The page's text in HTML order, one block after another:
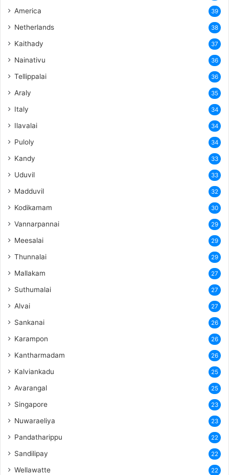
America 39
Netherlands 38
Kaithady 37
Nainativu 36
Tellippalai 36
Araly 35
Italy 34
Ilavalai 34
Puloly 34
Kandy 33
Uduvil 33
Madduvil 32
Kodikamam 30
Vannarpannai 29
Meesalai 29
Thunnalai 29
Mallakam 27
Suthumalai 27
Alvai 27
Sankanai 26
Karampon 26
Kantharmadam 26
Kalviankadu 25
Avarangal 25
Singapore 23
Nuwaraeliya 23
Pandatharippu 22
Sandilipay 22
Wellawatte 22